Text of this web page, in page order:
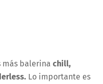
más balerina chill,
Lo importante es